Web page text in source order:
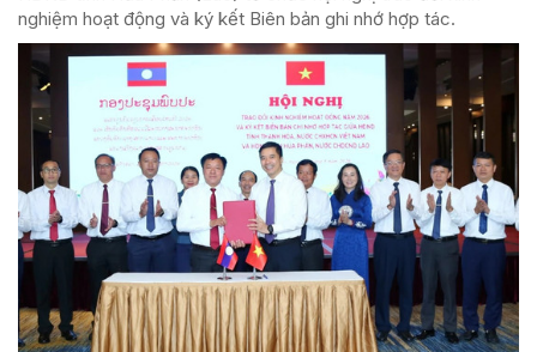
nghiệm hoạt động và ký kết Biên bản ghi nhớ hợp tác.